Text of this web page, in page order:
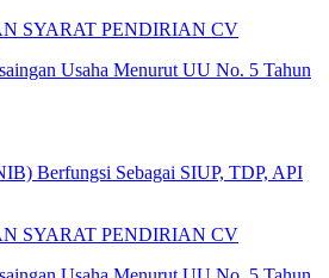
SYARAT PENDIRIAN CV
Usaha Menurut UU No. 5 Tahun
Berfungsi Sebagai SIUP, TDP, API
SYARAT PENDIRIAN CV